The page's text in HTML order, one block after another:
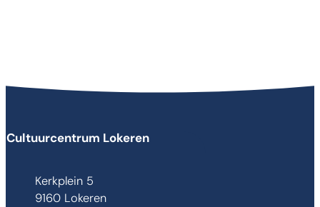
Contact & openingsuren
Cultuurcentrum Lokeren
AdresKerkplein 5
,9160 Lokeren